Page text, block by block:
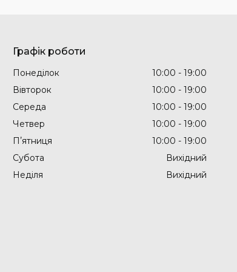
Графік роботи
Понеділок 10:00
19:00
Вівторок
10:00
19:00
Середа
10:00
19:00
Четвер
10:00
19:00
Пʼятниця
10:00
19:00
Субота
Вихідний
Неділя
Вихідний